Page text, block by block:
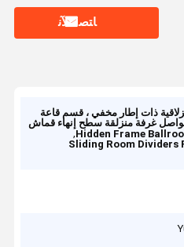
ﺎﺘﺼﻟ ﺍﻶﻧ
ذات إطار مخفي ، قسم قاعة
غرفة منزلقة سطح إنهاء قماش
Hidden Frame
,
Sliding Room Dividers